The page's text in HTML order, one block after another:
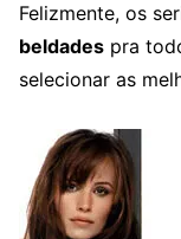
Felizmente, os
beldades pra
selecionar as